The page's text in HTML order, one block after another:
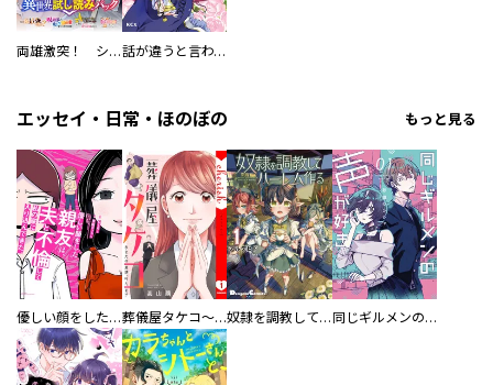
両雄激突！ シリウスｖｓ．マガジン異世界試し読みパック 話が違うと言われても、今更もう知りませんよ ～婚約破棄された公爵令嬢は第七王子に溺愛される～
エッセイ・日常・ほのぼの もっと見る
優しい顔をした親友は、夫と不倫して私の家に入り込んできた。 葬儀屋タケコ～あなたの最期、叶えます【電子単行本版】 奴隷を調教してハーレム作る 同じギルメンの声が好き